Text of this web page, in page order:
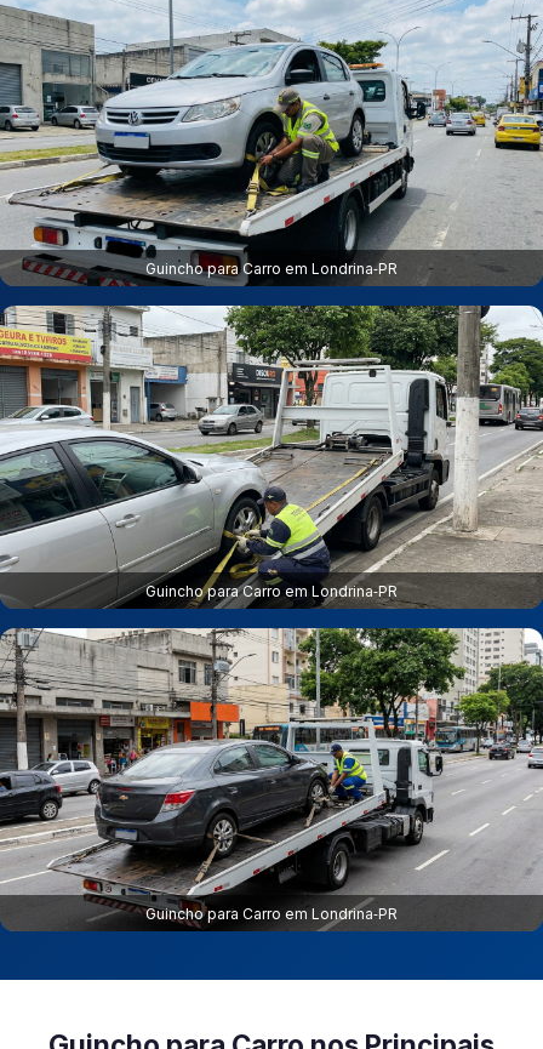
Guincho para Carro em Londrina‑PR
Guincho para Carro em Londrina‑PR
Guincho para Carro em Londrina‑PR